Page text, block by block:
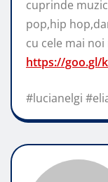
cuprinde
pop,hip
cu cele mai
https://goo.gl/
#lucianelgi